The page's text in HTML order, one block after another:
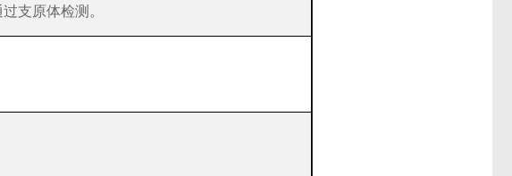
支原体检测。